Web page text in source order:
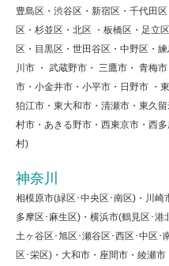
豊島区・渋谷区・新宿区・千代田
区・杉並区・北区 ・板橋区・足立
区・目黒区・世田谷区・中野区・
川市 ・ 武蔵野市・ 三鷹市・ 青梅
市・小金井市・小平市・日野市 ・
狛江市・東大和市・清瀬市・東久
村市・あきる野市・西東京市・西
村)
神奈川
相模原市(緑区･中央区･南区)・川崎
多摩区･麻生区)・横浜市(鶴見区･
土ヶ谷区･旭区･瀬谷区･西区･中区･
区･栄区)・大和市・座間市・綾瀬